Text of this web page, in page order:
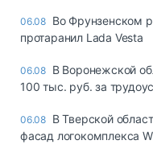
06.08 Во Фрунзенском
протаранил Lada Vesta
06.08 В Воронежской
100 тыс. руб. за
06.08 В Тверской
фасад логокомплекса